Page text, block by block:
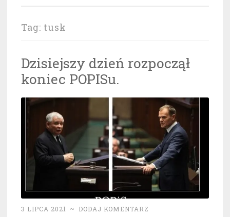
Tag: tusk
Dzisiejszy dzień rozpoczął
koniec POPISu.
3 LIPCA 2021 ~ DODAJ KOMENTARZ